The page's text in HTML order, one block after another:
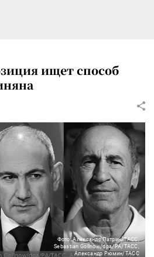
ищет способ
Фото: Александр Патрин/ТАСС,
Sebastian Gollnow/dpa/PA/ТАСС,
Александр Рюмин/ТАСС